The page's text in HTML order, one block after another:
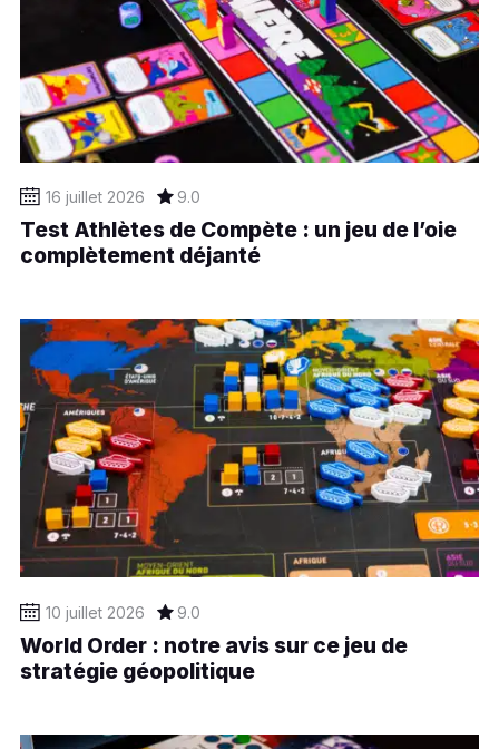
16 juillet 2026 9.0
Test Athlètes de Compète : un jeu de l’oie
complètement déjanté
10 juillet 2026 9.0
World Order : notre avis sur ce jeu de
stratégie géopolitique